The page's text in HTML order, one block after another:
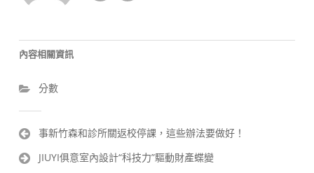
內容相關資訊
分數
文
導
事新竹森和診所關返校停課，這些辦法要做好！
JIUYI俱意室內設計“科技力”驅動財產蝶變